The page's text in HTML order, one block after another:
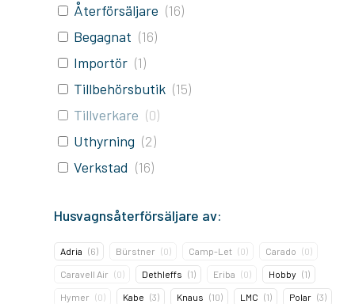
Återförsäljare (16)
Begagnat (16)
Importör (1)
Tillbehörsbutik (15)
Tillverkare (0)
Uthyrning (2)
Verkstad (16)
Husvagnsåterförsäljare av:
Adria (6) Bürstner (0) Camp-Let (0) Carado (0)
Caravell Air (0) Dethleffs (1) Eriba (0) Hobby (1)
Hymer (0) Kabe (3) Knaus (10) LMC (1) Polar (3)